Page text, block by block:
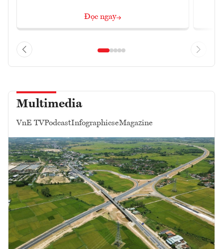
Đọc ngay
Multimedia
VnE TVPodcastInfographicseMagazine